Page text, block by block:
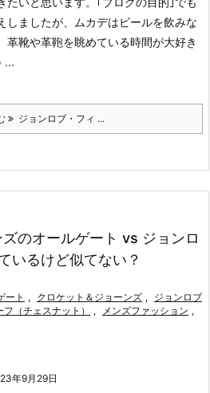
しましたが、ムカデはビールを飲みな
革靴や革鞄を眺めている時間が大好き
...
ジョンロブ・フィ ...
のオールゲート vs ジョンロ
いるけど似てない？
ート , クロケット＆ジョーンズ , ジョンロブ
（チェスナット） , メンズファッション ,
年9月29日